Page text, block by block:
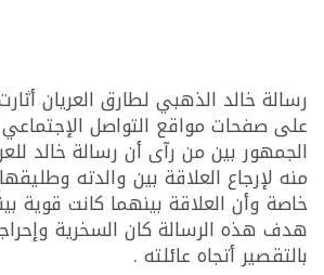
رسالة خالد الذهبي لطارق العريان
على صفحات مواقع التواصل
الجمهور بين من رآى أن رسالة خالد
منه لإرجاع العلاقة بين والدته
خاصة وأن العلاقة بينهما كانت قوية
هدف هذه الرسالة كان السخرية
بالتقصير أتجاه عائلته .